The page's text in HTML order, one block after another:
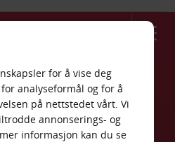
for å vise deg
analyseformål og for å
på nettstedet vårt. Vi
annonserings- og
informasjon kan du se